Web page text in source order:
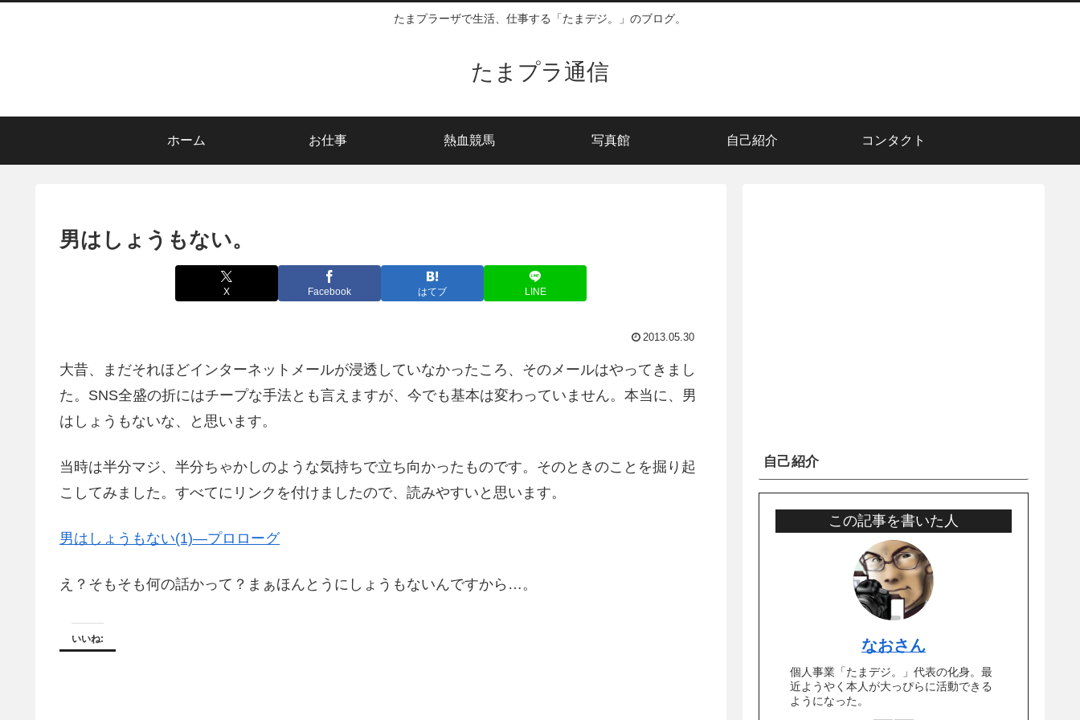
たまプラーザで生活、仕事する「たまデジ。」のブログ。
たまプラ通信
ホーム お仕事 熱血競馬 写真館 自己紹介 コンタクト
男はしょうもない。
X Facebook はてブ LINE
2013.05.30
大昔、まだそれほどインターネットメールが浸透していなかったころ、そのメールはやってきまし
た。SNS全盛の折にはチープな手法とも言えますが、今でも基本は変わっていません。本当に、男
はしょうもないな、と思います。
当時は半分マジ、半分ちゃかしのような気持ちで立ち向かったものです。そのときのことを掘り起
こしてみました。すべてにリンクを付けましたので、読みやすいと思います。
男はしょうもない(1)―プロローグ
え？そもそも何の話かって？まぁほんとうにしょうもないんですから…。
いいね:
自己紹介
この記事を書いた人
なおさん
個人事業「たまデジ。」代表の化身。最
近ようやく本人が大っぴらに活動できる
ようになった。